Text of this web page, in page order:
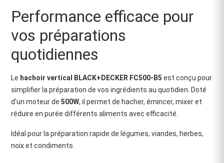
Performance efficace pour
vos préparations
quotidiennes
Le hachoir vertical BLACK+DECKER FC500-B5 est conçu pour
simplifier la préparation de vos ingrédients au quotidien. Doté
d’un moteur de 500W, il permet de hacher, émincer, mixer et
réduire en purée différents aliments avec efficacité.
Idéal pour la préparation rapide de légumes, viandes, herbes,
noix et condiments.